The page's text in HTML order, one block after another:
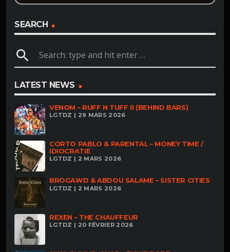
SEARCH
search
LATEST NEWS
VENOM – RUFF N TUFF II (BEHIND BARS)
LGTDZ | 29 MARS 2026
CORTO PABLO & PARENTAL – MONEY TIME /
IDIOCRATIE
LGTDZ | 2 MARS 2026
BROGAWD & ABDOU SALAME – SISTER CITIES
LGTDZ | 2 MARS 2026
REXEN – THE CHAUFFEUR
LGTDZ | 20 FÉVRIER 2026